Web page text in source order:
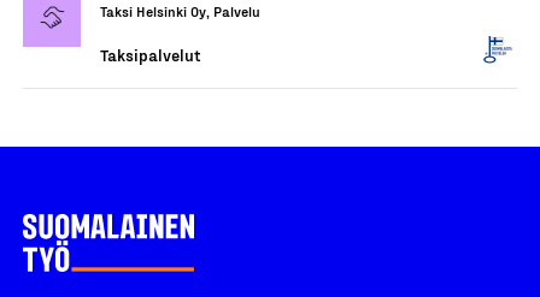
Taksi Helsinki Oy, Palvelu
Taksipalvelut